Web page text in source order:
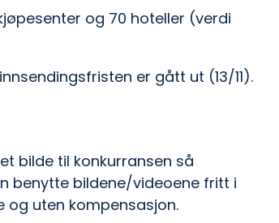
og 70 hoteller (verdi
er gått ut (13/11).
bilde til konkurransen så
benytte bildene/videoene fritt i
og uten kompensasjon.